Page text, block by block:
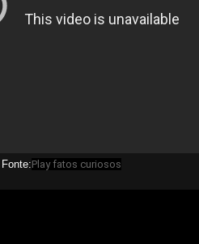
Play fatos curiosos